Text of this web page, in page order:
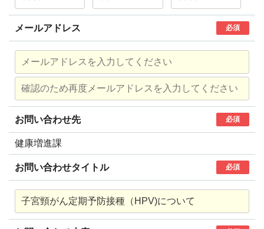
メールアドレス 必須
お問い合わせ先 必須
健康増進課
お問い合わせタイトル 必須